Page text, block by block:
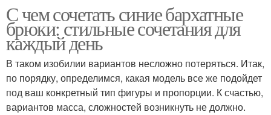
С чем сочетать синие бархатные
брюки: стильные сочетания для
каждый день
В таком изобилии вариантов несложно потеряться. Итак,
по порядку, определимся, какая модель все же подойдет
под ваш конкретный тип фигуры и пропорции. К счастью,
вариантов масса, сложностей возникнуть не должно.